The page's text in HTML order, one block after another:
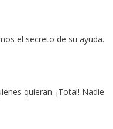
el secreto de su ayuda.
quieran. ¡Total! Nadie